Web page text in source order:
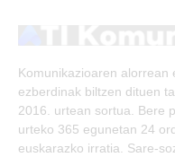
Komunikazioaren alorrean
ezberdinak biltzen dituen
2016. urtean sortua. Bere
urteko 365 egunetan 24
euskarazko irratia. Sare-